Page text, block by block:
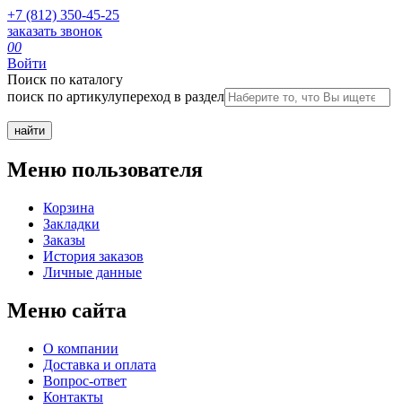
+7 (812) 350-45-25
заказать звонок
00
Войти
Поиск по каталогу
поиск по артикулупереход в раздел
Меню пользователя
Корзина
Закладки
Заказы
История заказов
Личные данные
Меню сайта
О компании
Доставка и оплата
Вопрос-ответ
Контакты